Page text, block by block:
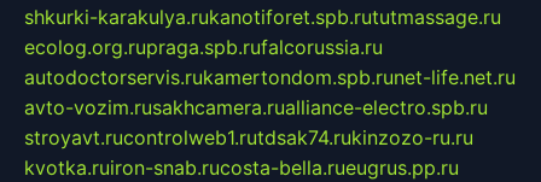
shkurki-karakulya.rukanotiforet.spb.rututmassage.ru
ecolog.org.rupraga.spb.rufalcorussia.ru
autodoctorservis.rukamertondom.spb.runet-life.net.ru
avto-vozim.rusakhcamera.rualliance-electro.spb.ru
stroyavt.rucontrolweb1.rutdsak74.rukinzozo-ru.ru
kvotka.ruiron-snab.rucosta-bella.rueugrus.pp.ru